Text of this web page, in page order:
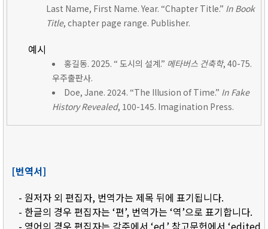
Last Name, First Name. Year. “Chapter Title.” In Book
Title, chapter page range. Publisher.
예시
홍길동. 2025. “ 도시의 설계.” 메타버스 건축학, 40-75.
우주출판사.
Doe, Jane. 2024. “The Illusion of Time.” In Fake
History Revealed, 100-145. Imagination Press.
[번역서]
- 원저자 외 편집자, 번역가는 제목 뒤에 표기됩니다.
- 한글의 경우 편집자는 ‘편’, 번역가는 ‘역’으로 표기합니다.